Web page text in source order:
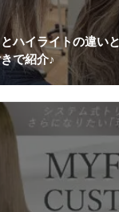
ハイライトの違い
で紹介♪